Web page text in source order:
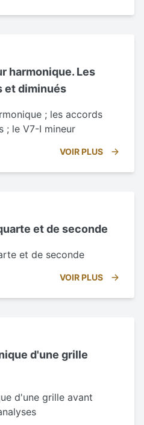
harmonique. Les
et diminués
; les accords
; le V7-I mineur
VOIR PLUS
et de seconde
et de seconde
VOIR PLUS
d'une grille
d'une grille avant